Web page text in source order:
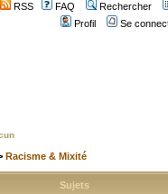
RSS FAQ
Rechercher
Profil
Se
Racisme & Mixité
Sujets